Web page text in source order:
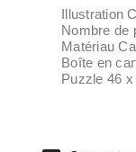
Illustration
Nombre de
Matériau
Boîte en
Puzzle 46 x